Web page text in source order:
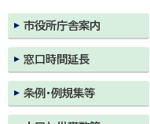
市役所庁舎案内
窓口時間延長
条例・例規集等